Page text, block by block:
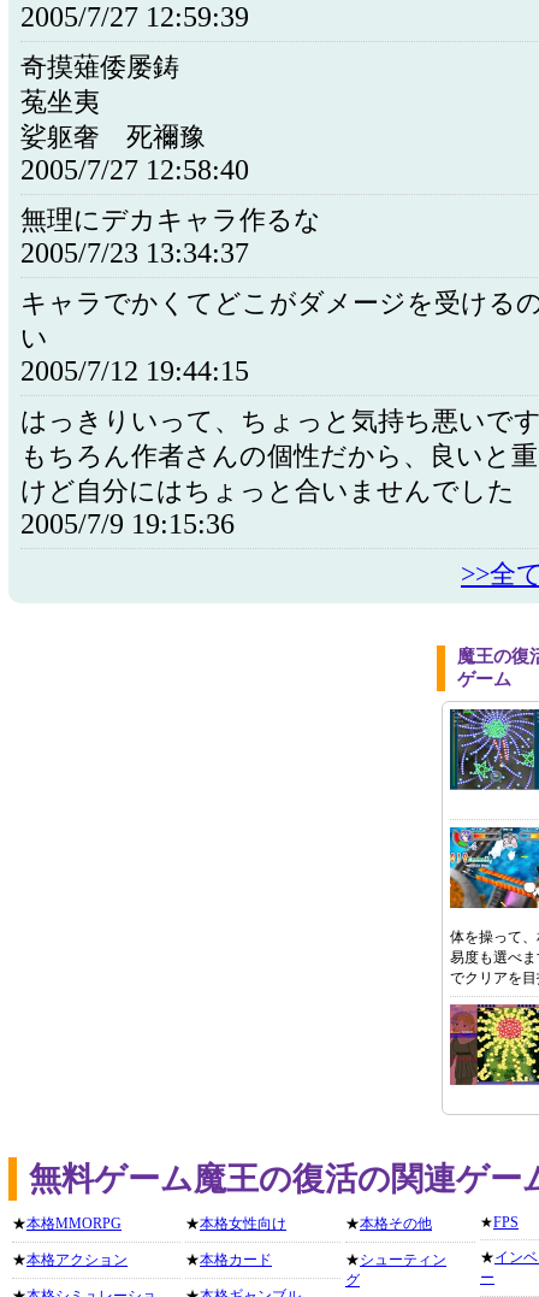
2005/7/27 12:59:39
奇摸薙倭屡鋳
菟坐夷
娑躯奢 死禰豫
2005/7/27 12:58:40
無理にデカキャラ作るな
2005/7/23 13:34:37
キャラでかくてどこがダメージを受ける
い
2005/7/12 19:44:15
はっきりいって、ちょっと気持ち悪いで
もちろん作者さんの個性だから、良いと
けど自分にはちょっと合いませんでした
2005/7/9 19:15:36
>>全
魔王の復
ゲーム
体を操って
易度も選べ
でクリアを
無料ゲーム魔王の復活の関連ゲー
★本格MMORPG
★本格アクション
★本格女性向け
★本格カード
★本格その他
★シューティン
グ
★FPS
★イン
ー